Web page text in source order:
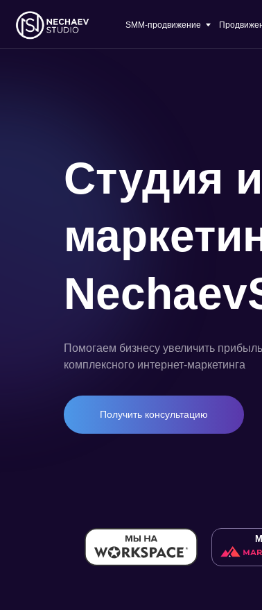
SMM-продвижение Продвижение
Студия
Помогаем бизнесу увеличить прибыль
комплексного интернет-маркетинга
Получить консультацию